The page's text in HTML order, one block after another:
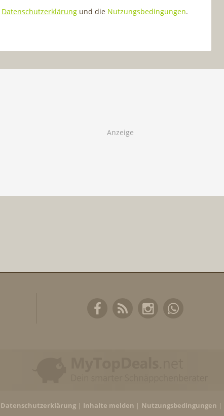
Datenschutzerklärung und die Nutzungsbedingungen.
Datenschutzerklärung Inhalte melden Nutzungsbedingungen